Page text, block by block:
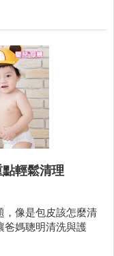
輕鬆清理
，像是包皮該怎麼清
爸媽聰明清洗與護